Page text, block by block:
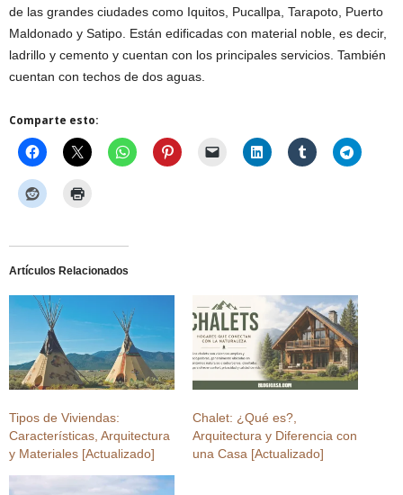
de las grandes ciudades como Iquitos, Pucallpa, Tarapoto, Puerto
Maldonado y Satipo. Están edificadas con material noble, es decir,
ladrillo y cemento y cuentan con los principales servicios. También
cuentan con techos de dos aguas.
Comparte esto:
Artículos Relacionados
Tipos de Viviendas:
Características, Arquitectura
y Materiales [Actualizado]
Chalet: ¿Qué es?,
Arquitectura y Diferencia con
una Casa [Actualizado]